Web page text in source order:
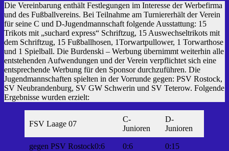
Die Vereinbarung enthält Festlegungen im Interesse der Werbefirma
und des Fußballvereins. Bei Teilnahme am Turniererhält der Verein
für seine C und D-Jugendmannschaft folgende Ausstattung: 15
Trikots mit „suchard express“ Schriftzug, 15 Auswechseltrikots mit
dem Schriftzug, 15 Fußballhosen, 1Torwartpullower, 1 Torwarthose
und 1 Spielball. Die Burdenski – Werbung übernimmt weiterhin alle
entstehenden Aufwendungen und der Verein verpflichtet sich eine
entsprechende Werbung für den Sponsor durchzuführen. Die
Jugendmannschaften spielten in der Vorrunde gegen: PSV Rostock,
SV Neubrandenburg, SV GW Schwerin und SV Teterow. Folgende
Ergebnisse wurden erzielt:
FSV Laage 07
C-
Junioren
D-
Junioren
gegen PSV Rostock0:6 0:6 0:15